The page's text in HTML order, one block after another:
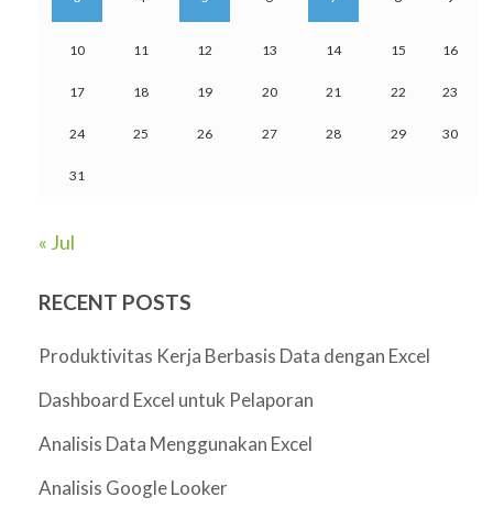
10 11 12 13 14 15 16
17 18 19 20 21 22 23
24 25 26 27 28 29 30
31
« Jul
RECENT POSTS
Produktivitas Kerja Berbasis Data dengan Excel
Dashboard Excel untuk Pelaporan
Analisis Data Menggunakan Excel
Analisis Google Looker